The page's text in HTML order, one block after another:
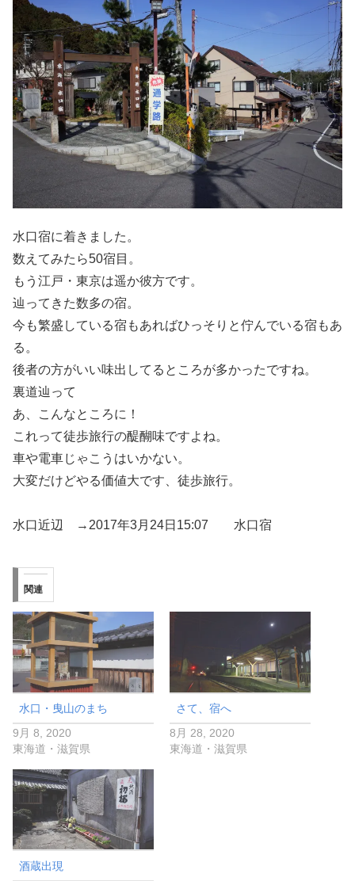
水口宿に着きました。
数えてみたら50宿目。
もう江戸・東京は遥か彼方です。
辿ってきた数多の宿。
今も繁盛している宿もあればひっそりと佇んでいる宿もあ
る。
後者の方がいい味出してるところが多かったですね。
裏道辿って
あ、こんなところに！
これって徒歩旅行の醍醐味ですよね。
車や電車じゃこうはいかない。
大変だけどやる価値大です、徒歩旅行。
水口近辺 →2017年3月24日15:07 水口宿
関連
水口・曳山のまち
9月 8, 2020
東海道・滋賀県
さて、宿へ
8月 28, 2020
東海道・滋賀県
酒蔵出現